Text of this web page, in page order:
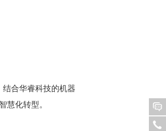
合华睿科技的机器
慧化转型。